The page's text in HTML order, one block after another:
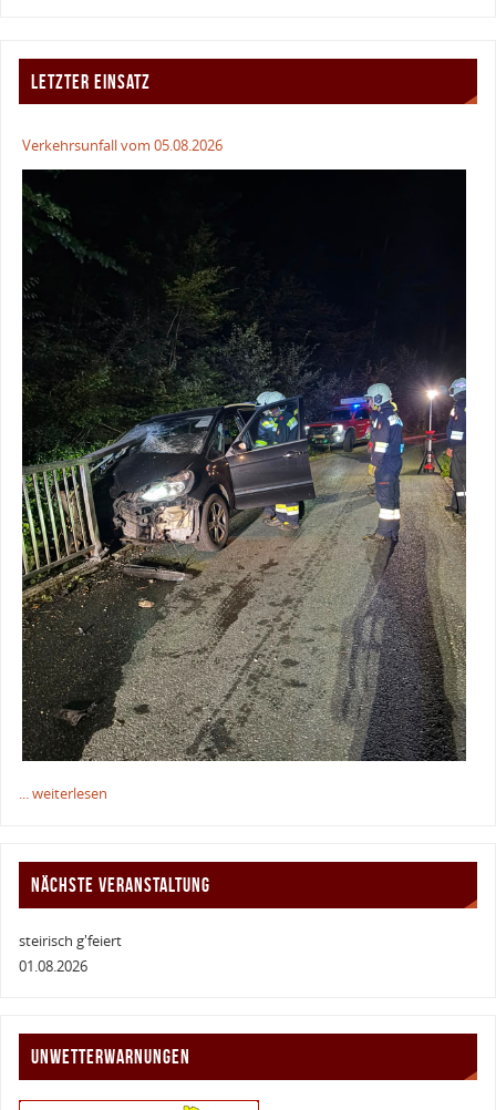
LETZTER EINSATZ
Verkehrsunfall vom 05.08.2026
... weiterlesen
NÄCHSTE VERANSTALTUNG
steirisch g'feiert
01.08.2026
UNWETTERWARNUNGEN